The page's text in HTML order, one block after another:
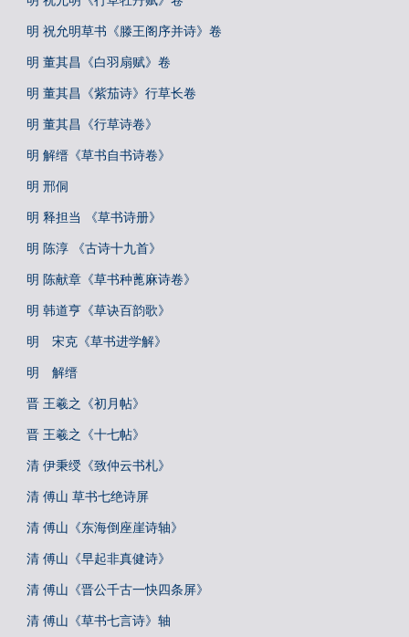
明 祝允明草书《滕王阁序并诗》卷
明 董其昌《白羽扇赋》卷
明 董其昌《紫茄诗》行草长卷
明 董其昌《行草诗卷》
明 解缙《草书自书诗卷》
明 邢侗
明 释担当 《草书诗册》
明 陈淳 《古诗十九首》
明 陈献章《草书种蓖麻诗卷》
明 韩道亨《草诀百韵歌》
明 宋克《草书进学解》
明 解缙
晋 王羲之《初月帖》
晋 王羲之《十七帖》
清 伊秉绶《致仲云书札》
清 傅山 草书七绝诗屏
清 傅山《东海倒座崖诗轴》
清 傅山《早起非真健诗》
清 傅山《晋公千古一快四条屏》
清 傅山《草书七言诗》轴